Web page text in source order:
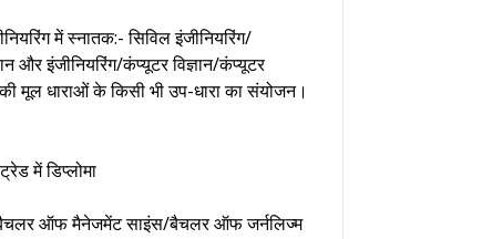
में स्नातक:- सिविल इंजीनियरिंग/
और इंजीनियरिंग/कंप्यूटर विज्ञान/कंप्यूटर
मूल धाराओं के किसी भी उप-धारा का संयोजन।
में डिप्लोमा
ऑफ मैनेजमेंट साइंस/बैचलर ऑफ जर्नलिज्म